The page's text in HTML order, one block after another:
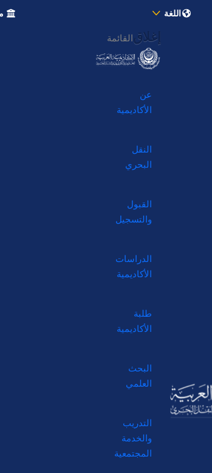
اللغة
إغلاق القائمة
عن
الأكاديمية
النقل
البحري
القبول
والتسجيل
الدراسات
الأكاديمية
طلبة
الأكاديمية
البحث
العلمي
التدريب
والخدمة
المجتمعية